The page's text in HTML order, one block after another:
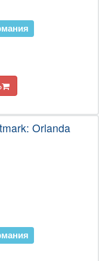
Orlanda